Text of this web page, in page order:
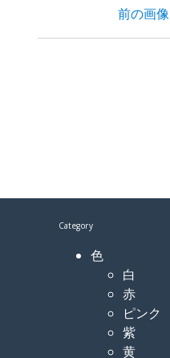
前の画像
Category
色
白
赤
ピンク
紫
黄